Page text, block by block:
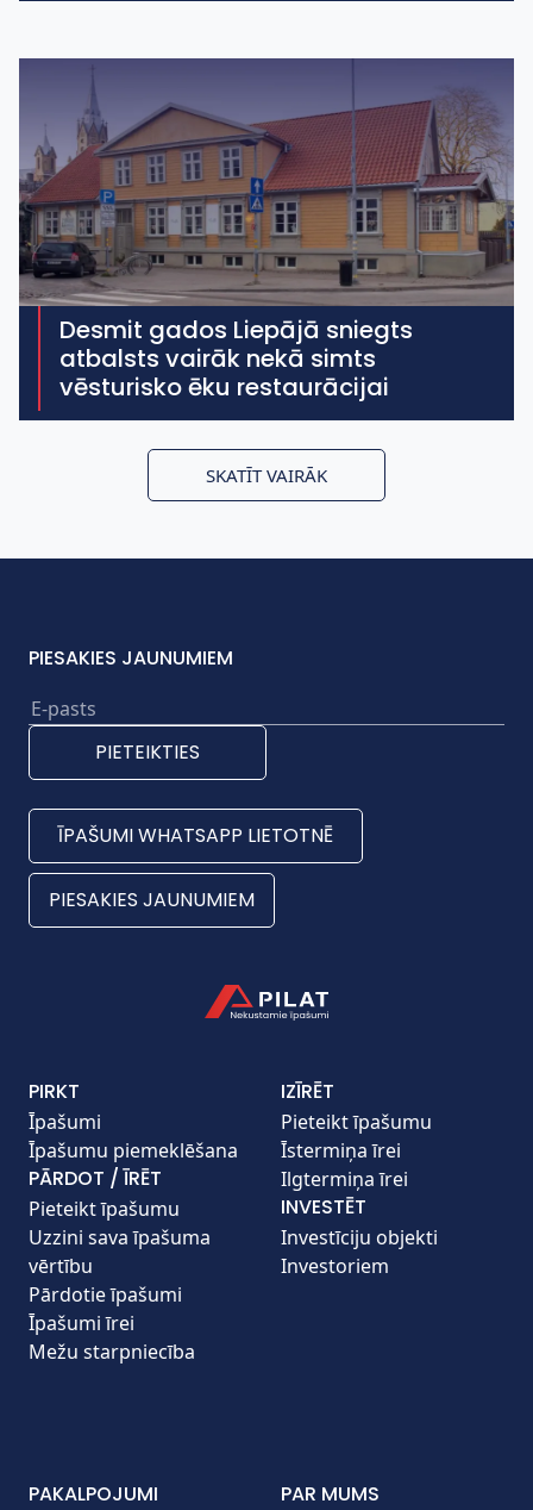
Desmit gados Liepājā sniegts
atbalsts vairāk nekā simts
vēsturisko ēku restaurācijai
SKATĪT VAIRĀK
PIRKT
Īpašumi
Īpašumu piemeklēšana
PĀRDOT / ĪRĒT
Pieteikt īpašumu
Uzzini sava īpašuma
vērtību
Pārdotie īpašumi
Īpašumi īrei
Mežu starpniecība
IZĪRĒT
Pieteikt īpašumu
Īstermiņa īrei
Ilgtermiņa īrei
INVESTĒT
Investīciju objekti
Investoriem
PAKALPOJUMI PAR MUMS
PIESAKIES JAUNUMIEM
PIETEIKTIES
ĪPAŠUMI WHATSAPP LIETOTNĒ
PIESAKIES JAUNUMIEM